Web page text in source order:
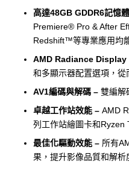
高達48GB GDDR6記憶
Premiere® Pro & After
Redshift™等專業應用均
AMD Radiance
和多顯示器配置選項，從
AV1編碼與解碼 – 雙編解
卓越工作站效能 – AMD
列工作站繪圖卡和Ryzen
最佳化驅動效能 – 所有
果，提升影像品質和解